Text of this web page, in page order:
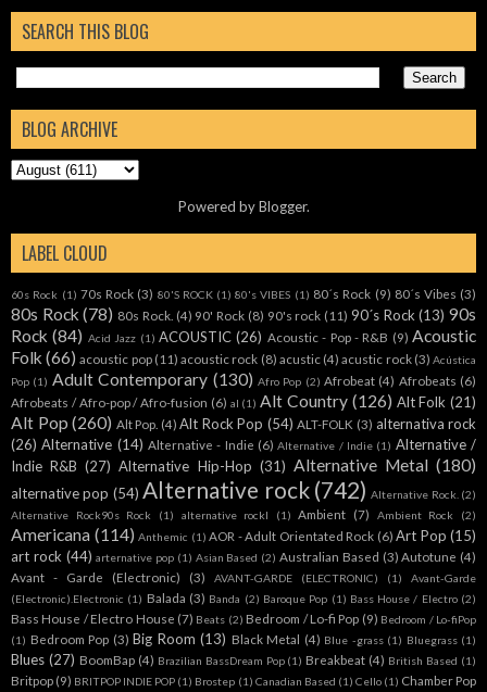
SEARCH THIS BLOG
BLOG ARCHIVE
Powered byBlogger.
LABEL CLOUD
60s Rock (1) 70s Rock (3) 80'S ROCK (1) 80's VIBES (1) 80´s Rock (9) 80´s Vibes (3)
80s Rock (78) 80s Rock. (4) 90' Rock (8) 90's rock (11) 90´s Rock (13) 90s
Rock (84) Acid Jazz (1) ACOUSTIC (26) Acoustic - Pop - R&B (9) Acoustic
Folk (66) acoustic pop (11) acoustic rock (8) acustic (4) acustic rock (3) Acústica
Pop (1) Adult Contemporary (130) Afro Pop (2) Afrobeat (4) Afrobeats (6)
Afrobeats / Afro-pop / Afro-fusion (6) al (1) Alt Country (126) Alt Folk (21)
Alt Pop (260) Alt Pop. (4) Alt Rock Pop (54) ALT-FOLK (3) alternativa rock
(26) Alternative (14) Alternative - Indie (6) Alternative / Indie (1) Alternative /
Indie R&B (27) Alternative Hip-Hop (31) Alternative Metal (180)
alternative pop (54) Alternative rock (742) Alternative Rock. (2)
Alternative Rock90s Rock
(1) alternative rockl (1) Ambient (7) Ambient Rock (2)
Americana (114) Anthemic (1) AOR - Adult Orientated Rock (6) Art Pop (15)
art rock (44) arternative pop (1) Asian Based (2) Australian Based (3) Autotune (4)
Avant - Garde (Electronic)
(3) AVANT-GARDE (ELECTRONIC) (1)
Avant-Garde
(Electronic).Electronic (1) Balada (3) Banda (2) Baroque Pop (1) Bass House / Electro (2)
Bass House / Electro House (7) Beats (2) Bedroom / Lo-fi Pop (9) Bedroom / Lo-fiPop
(1) Bedroom Pop (3) Big Room (13) Black Metal (4) Blue -grass (1) Bluegrass (1)
Blues (27) BoomBap (4) Brazilian BassDream Pop (1) Breakbeat (4) British Based (1)
Britpop (9) BRITPOP INDIE POP (1) Brostep (1) Canadian Based (1) Cello (1) Chamber Pop